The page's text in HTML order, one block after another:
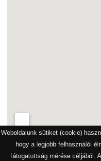
Weboldalunk sütiket (cookie)
hogy a legjobb felhasználói
látogatottság mérése céljából.